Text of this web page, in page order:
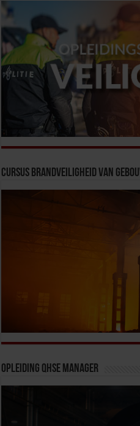
Cursus Brandveiligheid van
Opleiding QHSE Manager